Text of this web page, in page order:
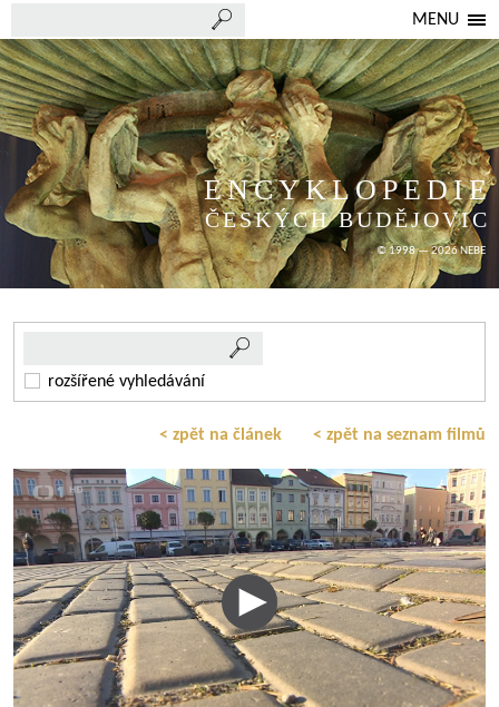
MENU
ENCYKLOPEDIE
ČESKÝCH BUDĚJOVIC
© 1998 — 2026 NEBE
rozšířené vyhledávání
< zpět na článek < zpět na seznam filmů